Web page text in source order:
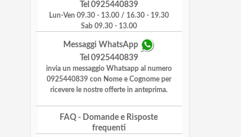
Tel 0925440839
Lun-Ven 09.30 - 13.00 / 16.30 - 19.30
Sab 09.30 - 13.00
Messaggi WhatsApp
Tel 0925440839
invia un messaggio Whatsapp al numero
0925440839 con Nome e Cognome per
ricevere le nostre offerte in anteprima.
FAQ - Domande e Risposte
frequenti